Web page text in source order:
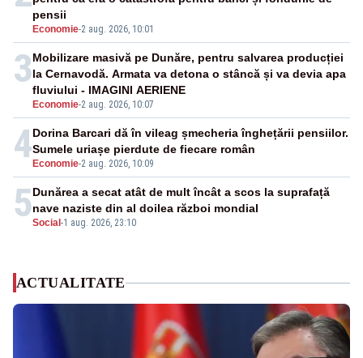
Economie-2 aug. 2026, 10:01
pensii
3
Economie-2 aug. 2026, 10:07
Mobilizare masivă pe Dunăre, pentru salvarea producției
la Cernavodă. Armata va detona o stâncă și va devia apa
fluviului - IMAGINI AERIENE
4 Economie-2 aug. 2026, 10:09
Dorina Barcari dă în vileag șmecheria înghețării pensiilor.
Sumele uriașe pierdute de fiecare român
5Social -1 aug. 2026, 23:10
Dunărea a secat atât de mult încât a scos la suprafață
nave naziste din al doilea război mondial
ACTUALITATE